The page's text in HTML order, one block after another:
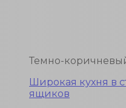
Темно-
Широкая кухня в
ящиков